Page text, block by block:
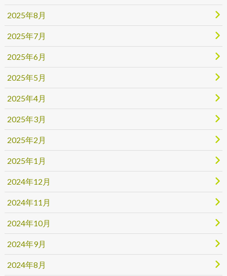
2025年8月
2025年7月
2025年6月
2025年5月
2025年4月
2025年3月
2025年2月
2025年1月
2024年12月
2024年11月
2024年10月
2024年9月
2024年8月